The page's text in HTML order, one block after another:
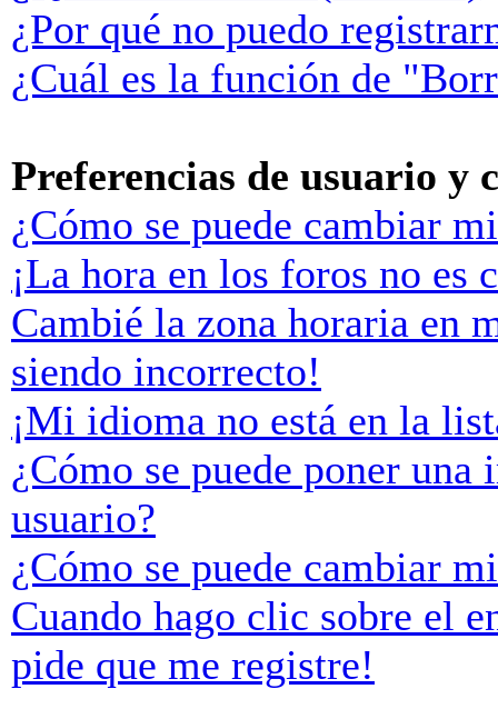
¿Por qué no puedo
¿Cuál es la función de
Preferencias de usuario y
¿Cómo se puede cambiar
¡La hora en los foros no es
Cambié la zona horaria en
siendo incorrecto!
¡Mi idioma no está en la
¿Cómo se puede poner
usuario?
¿Cómo se puede cambiar
Cuando hago clic sobre el
pide que me registre!